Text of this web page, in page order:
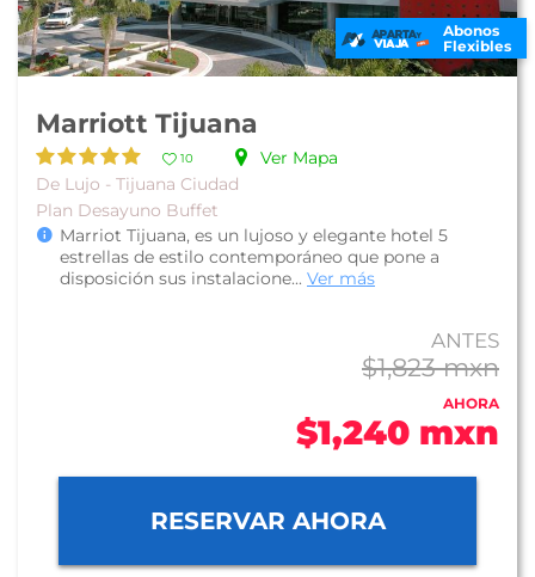
Abonos
Flexibles
Marriott Tijuana
10
Ver Mapa
De Lujo - Tijuana Ciudad
Plan Desayuno Buffet
Marriot Tijuana, es un lujoso y elegante hotel 5
estrellas de estilo contemporáneo que pone a
disposición sus instalacione... Ver más
ANTES
$1,823 mxn
AHORA
$1,240 mxn
RESERVAR AHORA